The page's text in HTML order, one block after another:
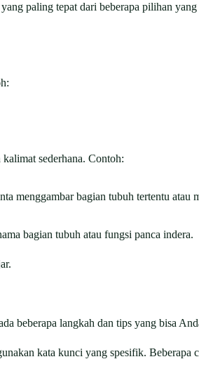
paling tepat dari beberapa pilihan
sederhana. Contoh:
menggambar bagian tubuh tertentu atau
bagian tubuh atau fungsi panca indera.
beberapa langkah dan tips yang bisa
kata kunci yang spesifik. Beberapa